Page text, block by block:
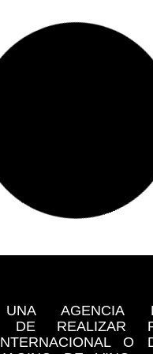
UNA AGENCIA
DE REALIZAR
O